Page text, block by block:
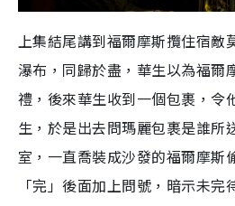
上集結尾講到福爾摩斯攬住宿敵
瀑布，同歸於盡，華生以為福爾
禮，後來華生收到一個包裹，令
生，於是出去問瑪麗包裹是誰所
室，一直喬裝成沙發的福爾摩斯
「完」後面加上問號，暗示未